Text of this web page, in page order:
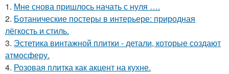
1. Мне снова пришлось начать с нуля ….
2. Ботанические постеры в интерьере: природная
лёгкость и стиль.
3. Эстетика винтажной плитки - детали, которые создают
атмосферу.
4. Розовая плитка как акцент на кухне.